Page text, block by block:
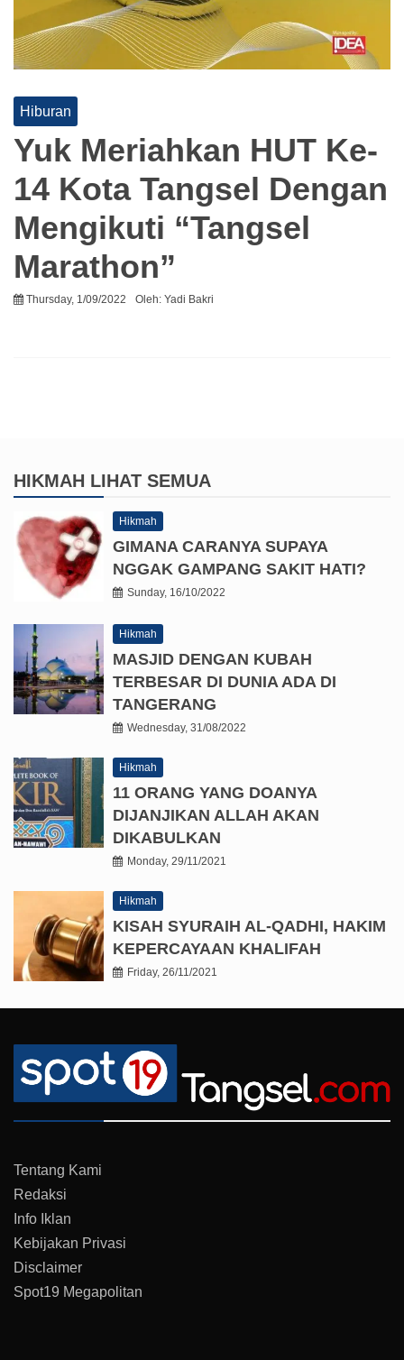
Hiburan
Yuk Meriahkan HUT Ke-
14 Kota Tangsel Dengan
Mengikuti “Tangsel
Marathon”
Thursday, 1/09/2022 Oleh: Yadi Bakri
HIKMAH LIHAT SEMUA
Hikmah
GIMANA CARANYA SUPAYA
NGGAK GAMPANG SAKIT HATI?
Sunday, 16/10/2022
Hikmah
MASJID DENGAN KUBAH
TERBESAR DI DUNIA ADA DI
TANGERANG
Wednesday, 31/08/2022
Hikmah
11 ORANG YANG DOANYA
DIJANJIKAN ALLAH AKAN
DIKABULKAN
Monday, 29/11/2021
Hikmah
KISAH SYURAIH AL-QADHI, HAKIM
KEPERCAYAAN KHALIFAH
Friday, 26/11/2021
Tentang Kami
Redaksi
Info Iklan
Kebijakan Privasi
Disclaimer
Spot19 Megapolitan